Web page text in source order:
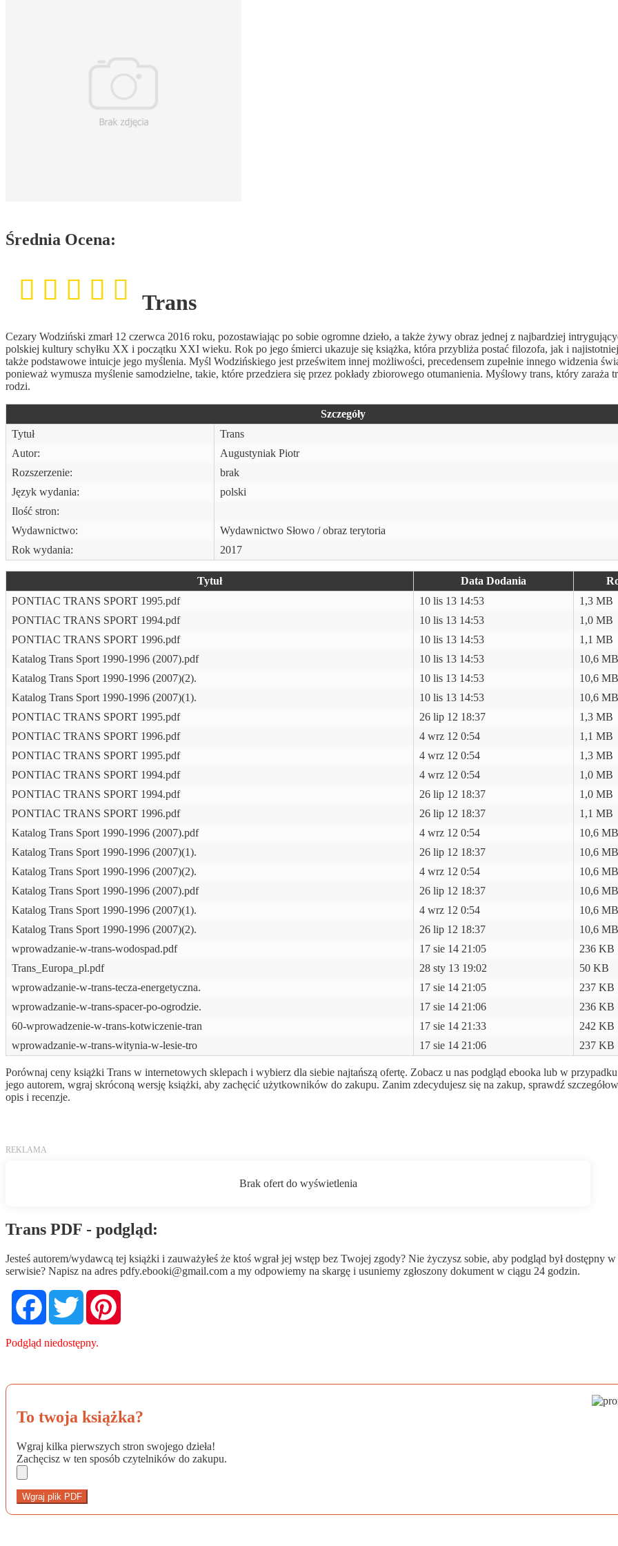
Średnia Ocena:
Trans
Cezary Wodziński zmarł 12 czerwca 2016 roku, pozostawiając po sobie ogromne dzieło, a także żywy obraz jednej z najbardziej
polskiej kultury schyłku XX i początku XXI wieku. Rok po jego śmierci ukazuje się książka, która przybliża postać filozofa, jak i
także podstawowe intuicje jego myślenia. Myśl Wodzińskiego jest prześwitem innej możliwości, precedensem zupełnie innego widzenia
ponieważ wymusza myślenie samodzielne, takie, które przedziera się przez pokłady zbiorowego otumanienia. Myślowy trans, który zaraża
rodzi.
Szczegóły
Tytuł
Trans
Autor:
Augustyniak Piotr
Rozszerzenie:
brak
Język wydania:
polski
Ilość stron:
Wydawnictwo:
Wydawnictwo Słowo / obraz terytoria
Rok wydania:
2017
Tytuł Data Dodania
PONTIAC TRANS SPORT 1995.pdf
10 lis 13 14:53
1,3 MB
PONTIAC TRANS SPORT 1994.pdf
10 lis 13 14:53
1,0 MB
PONTIAC TRANS SPORT 1996.pdf
10 lis 13 14:53
1,1 MB
Katalog Trans Sport 1990-1996 (2007).pdf
10 lis 13 14:53
10,6 MB
Katalog Trans Sport 1990-1996 (2007)(2).
10 lis 13 14:53
10,6 MB
Katalog Trans Sport 1990-1996 (2007)(1).
10 lis 13 14:53
10,6 MB
PONTIAC TRANS SPORT 1995.pdf
26 lip 12 18:37
1,3 MB
PONTIAC TRANS SPORT 1996.pdf
4 wrz 12 0:54
1,1 MB
PONTIAC TRANS SPORT 1995.pdf
4 wrz 12 0:54
1,3 MB
PONTIAC TRANS SPORT 1994.pdf
4 wrz 12 0:54
1,0 MB
PONTIAC TRANS SPORT 1994.pdf
26 lip 12 18:37
1,0 MB
PONTIAC TRANS SPORT 1996.pdf
26 lip 12 18:37
1,1 MB
Katalog Trans Sport 1990-1996 (2007).pdf
4 wrz 12 0:54
10,6 MB
Katalog Trans Sport 1990-1996 (2007)(1).
26 lip 12 18:37
10,6 MB
Katalog Trans Sport 1990-1996 (2007)(2).
4 wrz 12 0:54
10,6 MB
Katalog Trans Sport 1990-1996 (2007).pdf
26 lip 12 18:37
10,6 MB
Katalog Trans Sport 1990-1996 (2007)(1).
4 wrz 12 0:54
10,6 MB
Katalog Trans Sport 1990-1996 (2007)(2).
26 lip 12 18:37
10,6 MB
wprowadzanie-w-trans-wodospad.pdf
17 sie 14 21:05
236 KB
Trans_Europa_pl.pdf
28 sty 13 19:02
50 KB
wprowadzanie-w-trans-tecza-energetyczna.
17 sie 14 21:05
237 KB
wprowadzanie-w-trans-spacer-po-ogrodzie.
17 sie 14 21:06
236 KB
60-wprowadzenie-w-trans-kotwiczenie-tran
17 sie 14 21:33
242 KB
wprowadzanie-w-trans-witynia-w-lesie-tro
17 sie 14 21:06 237 KB
Porównaj ceny książki Trans w internetowych sklepach i wybierz dla siebie najtańszą ofertę. Zobacz u nas podgląd ebooka lub w
jego autorem, wgraj skróconą wersję książki, aby zachęcić użytkowników do zakupu. Zanim zdecydujesz się na zakup, sprawdź
opis i recenzje.
Trans PDF - podgląd:
Jesteś autorem/wydawcą tej książki i zauważyłeś że ktoś wgrał jej wstęp bez Twojej zgody? Nie życzysz sobie, aby podgląd był dostępny
serwisie? Napisz na adres pdfy.ebooki@gmail.com a my odpowiemy na skargę i usuniemy zgłoszony dokument w ciągu 24 godzin.
FacebookTwitter
Podgląd niedostępny.
To twoja książka?
Wgraj kilka pierwszych stron swojego dzieła!
Zachęcisz w ten sposób czytelników do zakupu.
Wgraj plik PDF